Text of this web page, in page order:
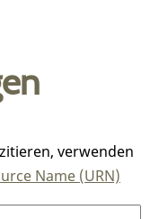
verwenden
Name (URN)